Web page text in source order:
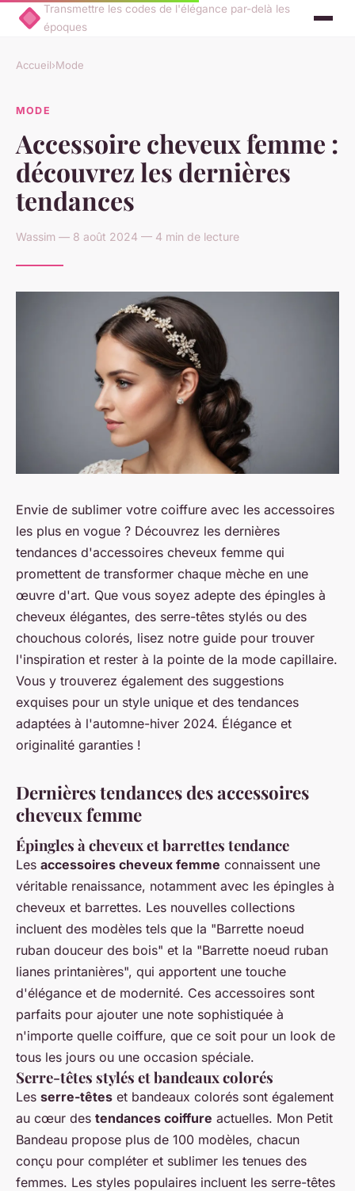
Transmettre les codes de l'élégance par-delà les
époques
Accueil›Mode
MODE
Accessoire cheveux femme :
découvrez les dernières
tendances
Wassim — 8 août 2024 — 4 min de lecture
Envie de sublimer votre coiffure avec les accessoires
les plus en vogue ? Découvrez les dernières
tendances d'accessoires cheveux femme qui
promettent de transformer chaque mèche en une
œuvre d'art. Que vous soyez adepte des épingles à
cheveux élégantes, des serre-têtes stylés ou des
chouchous colorés, lisez notre guide pour trouver
l'inspiration et rester à la pointe de la mode capillaire.
Vous y trouverez également des suggestions
exquises pour un style unique et des tendances
adaptées à l'automne-hiver 2024. Élégance et
originalité garanties !
Dernières tendances des accessoires
cheveux femme
Épingles à cheveux et barrettes tendance
Les accessoires cheveux femme connaissent une
véritable renaissance, notamment avec les épingles à
cheveux et barrettes. Les nouvelles collections
incluent des modèles tels que la "Barrette noeud
ruban douceur des bois" et la "Barrette noeud ruban
lianes printanières", qui apportent une touche
d'élégance et de modernité. Ces accessoires sont
parfaits pour ajouter une note sophistiquée à
n'importe quelle coiffure, que ce soit pour un look de
tous les jours ou une occasion spéciale.
Serre-têtes stylés et bandeaux colorés
Les serre-têtes et bandeaux colorés sont également
au cœur des tendances coiffure actuelles. Mon Petit
Bandeau propose plus de 100 modèles, chacun
conçu pour compléter et sublimer les tenues des
femmes. Les styles populaires incluent les serre-têtes